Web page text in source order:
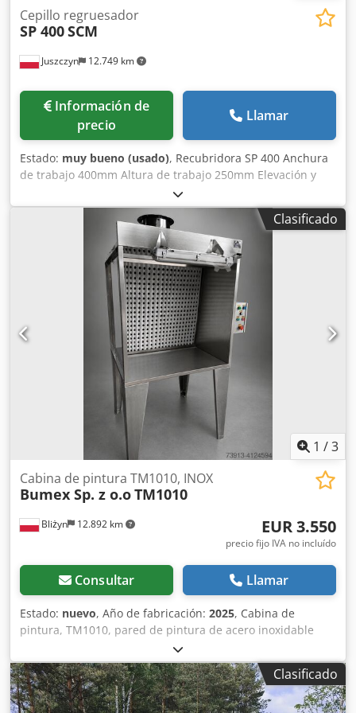
en contacto con nosotros. Codpfxsiklxbo Actsha
Juszczyn 12.749 km
Cepillo regruesador
SP 400SCM
Información de
precio
Llamar
Estado: muy bueno (usado), Recubridora SP 400 Anchura
de trabajo 400mm Altura de trabajo 250mm Elevación y
descenso eléctrico de la superficie de trabajo
Chodpfxouqnbus Actea Eje de 4 cuchillas con cuchillas
convencionales Velocidad eje cepillo 5000r.p.m Motor
principal de 4kw Boquilla de aspiración fi 120 Dimensiones
de la máquina 800 x 1000 x 1080mmH Peso 410kg
Clasificado
1 /3
Bliżyn 12.892 km
Cabina de pintura TM1010, INOX
Bumex Sp. z o.oTM1010
EUR 3.550
precio fijo IVA no incluído
Consultar Llamar
Estado: nuevo, Año de fabricación: 2025, Cabina de
pintura, TM1010, pared de pintura de acero inoxidable
INOX. Dimensiones de trabajo (mm): 1000 (ancho) x 1000
(alto) x 600 (profundidad) Dimensiones totales (mm): 1200
(ancho) x 2200 (alto) Datos técnicos: Potencia del
ventilador: 1,1 kW, Capacidad: 4500 m³/h, Presión: 870 Pa,
Clasificado